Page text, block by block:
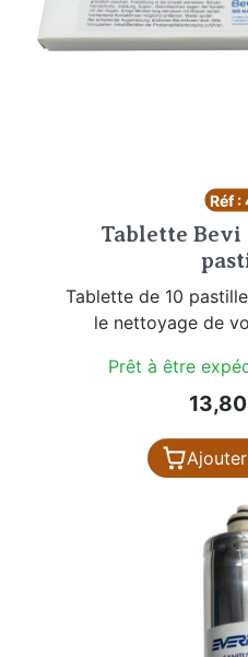
Réf :
Tablette Bevi
Tablette de 10
le nettoyage de
Prêt à être
Prix